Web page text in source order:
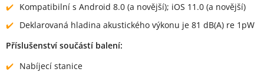
Kompatibilní s Android 8.0 (a novější); iOS 11.0 (a novější)
Deklarovaná hladina akustického výkonu je 81 dB(A) re 1pW
Příslušenství součástí balení:
Nabíjecí stanice